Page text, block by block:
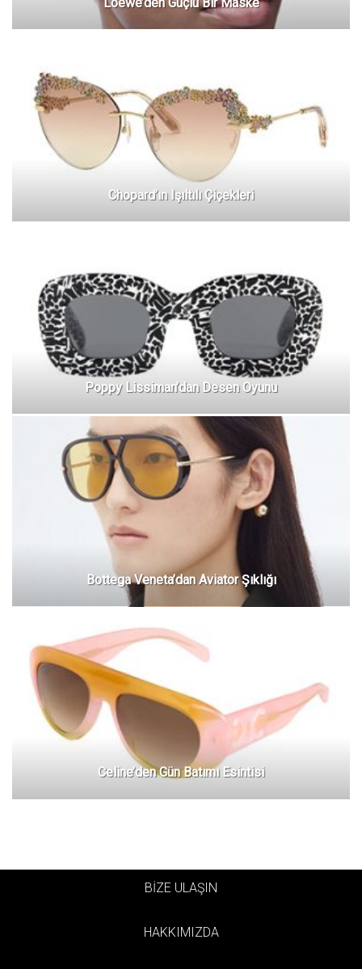
Chopard’ın Işıltılı Çiçekleri
Poppy Lissiman’dan Desen Oyunu
Bottega Veneta’dan Aviator Şıklığı
Celine’den Gün Batımı Esintisi
BİZE ULAŞIN
HAKKIMIZDA